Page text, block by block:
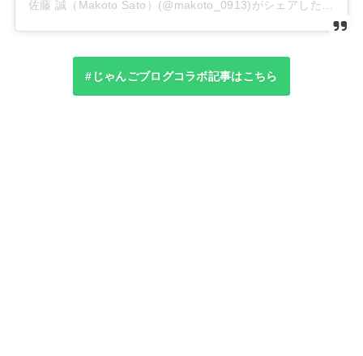
#じゃんごブログコラボ記事はこちら